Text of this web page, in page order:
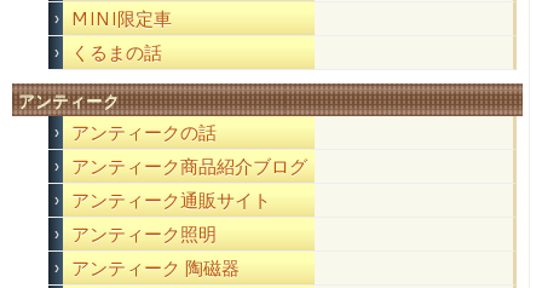
MINI限定車
くるまの話
アンティーク
アンティークの話
アンティーク商品紹介ブログ
アンティーク通販サイト
アンティーク照明
アンティーク 陶磁器